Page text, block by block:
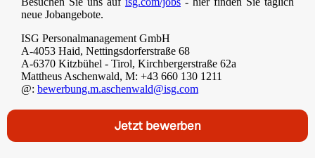
neue Jobangebote.
ISG Personalmanagement GmbH
A-4053 Haid, Nettingsdorferstraße 68
A-6370 Kitzbühel - Tirol, Kirchbergerstraße 62a
Mattheus Aschenwald, M: +43 660 130 1211
@: bewerbung.m.aschenwald@isg.com
Jetzt bewerben